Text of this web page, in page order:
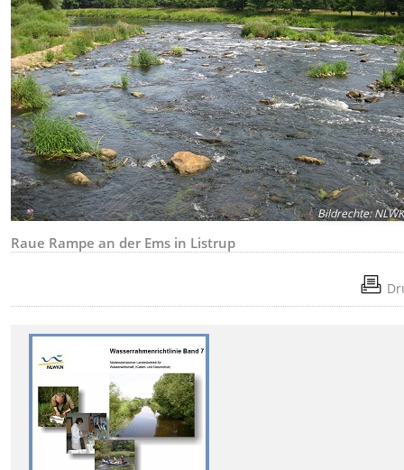
Bildrechte:
Raue Rampe an der Ems in Listrup